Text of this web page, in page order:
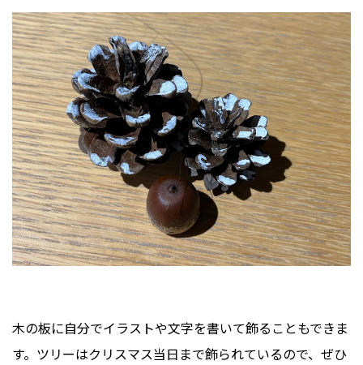
木の板に自分でイラストや文字を書いて飾ることもできま
す。ツリーはクリスマス当日まで飾られているので、ぜひ